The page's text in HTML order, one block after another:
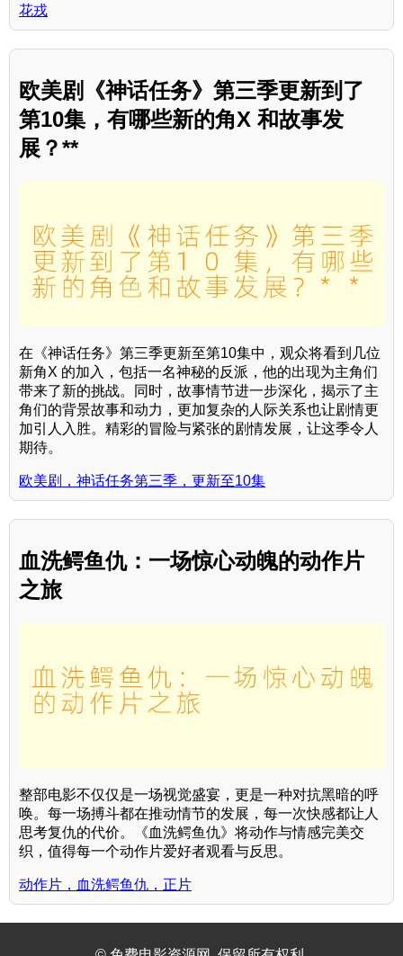
花戎
欧美剧《神话任务》第三季更新到了
第10集，有哪些新的角X 和故事发
展？**
在《神话任务》第三季更新至第10集中，观众将看到几位
新角X 的加入，包括一名神秘的反派，他的出现为主角们
带来了新的挑战。同时，故事情节进一步深化，揭示了主
角们的背景故事和动力，更加复杂的人际关系也让剧情更
加引人入胜。精彩的冒险与紧张的剧情发展，让这季令人
期待。
欧美剧，神话任务第三季，更新至10集
血洗鳄鱼仇：一场惊心动魄的动作片
之旅
整部电影不仅仅是一场视觉盛宴，更是一种对抗黑暗的呼
唤。每一场搏斗都在推动情节的发展，每一次快感都让人
思考复仇的代价。《血洗鳄鱼仇》将动作与情感完美交
织，值得每一个动作片爱好者观看与反思。
动作片，血洗鳄鱼仇，正片